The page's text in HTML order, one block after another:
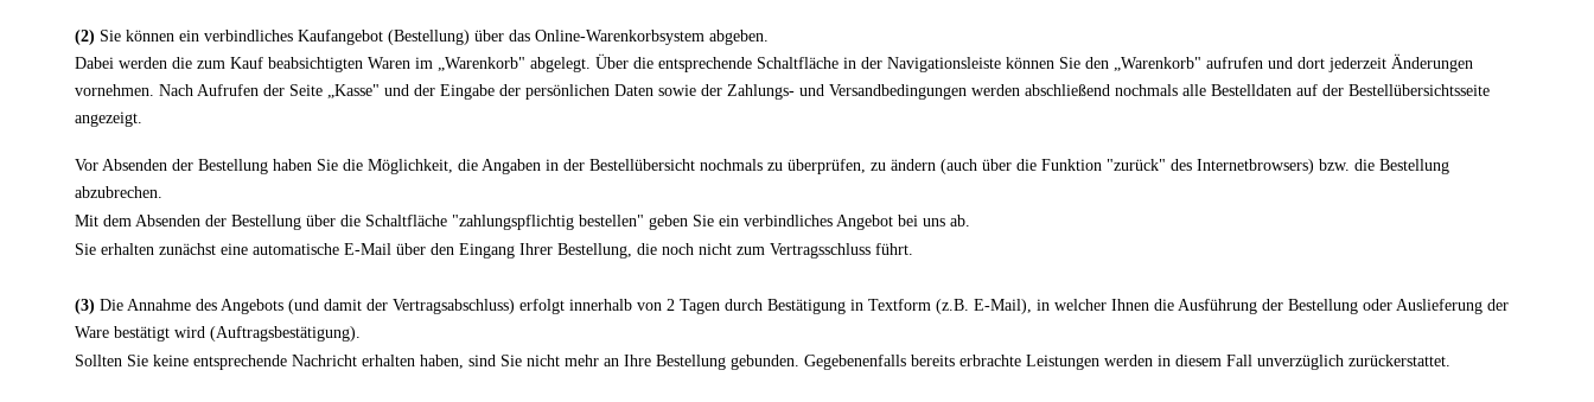
(2) Sie können ein verbindliches Kaufangebot (Bestellung) über das Online-Warenkorbsystem abgeben.
Dabei werden die zum Kauf beabsichtigten Waren im „Warenkorb" abgelegt. Über die entsprechende Schaltfläche in der Navigationsleiste können Sie den „Warenkorb" aufrufen und dort jederzeit Änderungen
vornehmen. Nach Aufrufen der Seite „Kasse" und der Eingabe der persönlichen Daten sowie der Zahlungs- und Versandbedingungen werden abschließend nochmals alle Bestelldaten auf der Bestellübersichtsseite
angezeigt.
Vor Absenden der Bestellung haben Sie die Möglichkeit, die Angaben in der Bestellübersicht nochmals zu überprüfen, zu ändern (auch über die Funktion "zurück" des Internetbrowsers) bzw. die Bestellung
abzubrechen.
Mit dem Absenden der Bestellung über die Schaltfläche "zahlungspflichtig bestellen" geben Sie ein verbindliches Angebot bei uns ab.
Sie erhalten zunächst eine automatische E-Mail über den Eingang Ihrer Bestellung, die noch nicht zum Vertragsschluss führt.
(3) Die Annahme des Angebots (und damit der Vertragsabschluss) erfolgt innerhalb von 2 Tagen durch Bestätigung in Textform (z.B. E-Mail), in welcher Ihnen die Ausführung der Bestellung oder Auslieferung der
Ware bestätigt wird (Auftragsbestätigung).
Sollten Sie keine entsprechende Nachricht erhalten haben, sind Sie nicht mehr an Ihre Bestellung gebunden. Gegebenenfalls bereits erbrachte Leistungen werden in diesem Fall unverzüglich zurückerstattet.